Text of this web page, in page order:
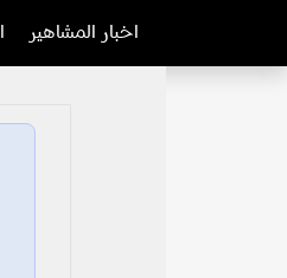
اخبار المشاهير